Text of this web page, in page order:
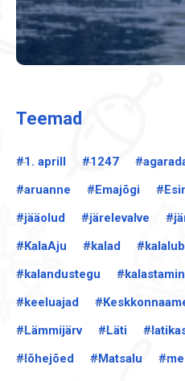
Teemad
#1. aprill #1247
#aruanne
#Emajõgi
#jääolud
#järelevalve
#KalaAju
#kalad
#kalandustegu
#keeluajad
#Lämmijärv
#Läti
#lõhejõed
#Matsalu